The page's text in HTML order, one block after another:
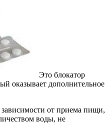
Это блокатор
оказывает дополнительное
от приема пищи,
воды, не